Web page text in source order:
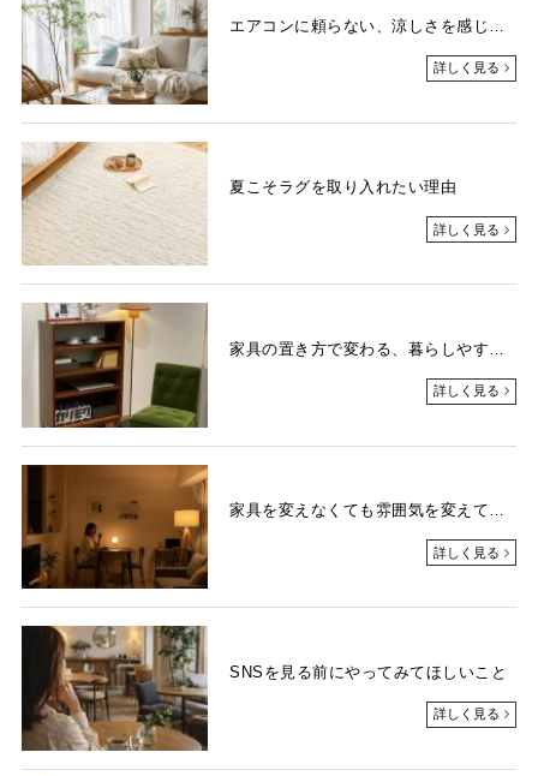
詳しく見る
夏こそラグを取り入れたい理由
詳しく見る
詳しく見る
家具を変えなくても雰囲気を変えておしゃれに見せる「照明」のコツ
詳しく見る
SNSを見る前にやってみてほしいこと
詳しく見る